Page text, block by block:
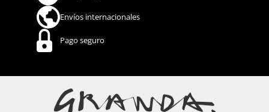
Envíos internacionales
Pago seguro